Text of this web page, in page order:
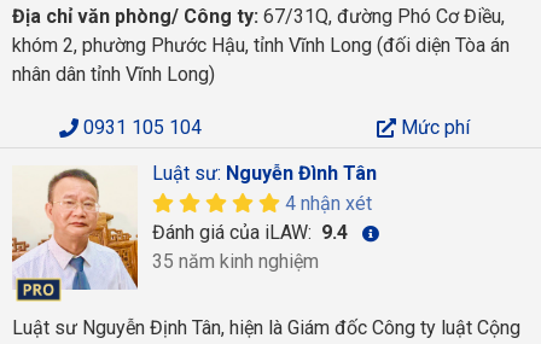
Địa chỉ văn phòng/ Công ty: 67/31Q, đường Phó Cơ Điều,
khóm 2, phường Phước Hậu, tỉnh Vĩnh Long (đối diện Tòa án
nhân dân tỉnh Vĩnh Long)
0931 105 104
Mức phí
Luật sư: Nguyễn Đình Tân
4 nhận xét
Đánh giá của iLAW: 9.4
35 năm kinh nghiệm
Luật sư Nguyễn Định Tân, hiện là Giám đốc Công ty luật Cộng